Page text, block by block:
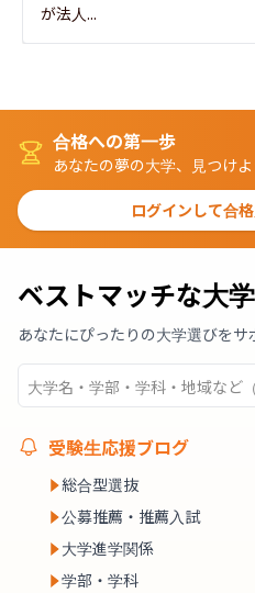
が法人...
合格への第一歩
あなたの夢の大学、見つけよ
ログインして合
ベストマッチな大
あなたにぴったりの大学選びをサ
受験生応援ブログ
総合型選抜
公募推薦・推薦入試
大学進学関係
学部・学科